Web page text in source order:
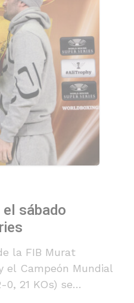
sábado
la FIB Murat
el Campeón Mundial
0, 21 KOs) se